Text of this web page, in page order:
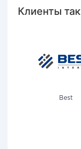
Клиенты
Best